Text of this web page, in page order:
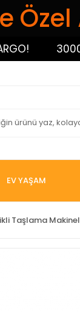
3000 TL
EV YAŞAM
Taşlama